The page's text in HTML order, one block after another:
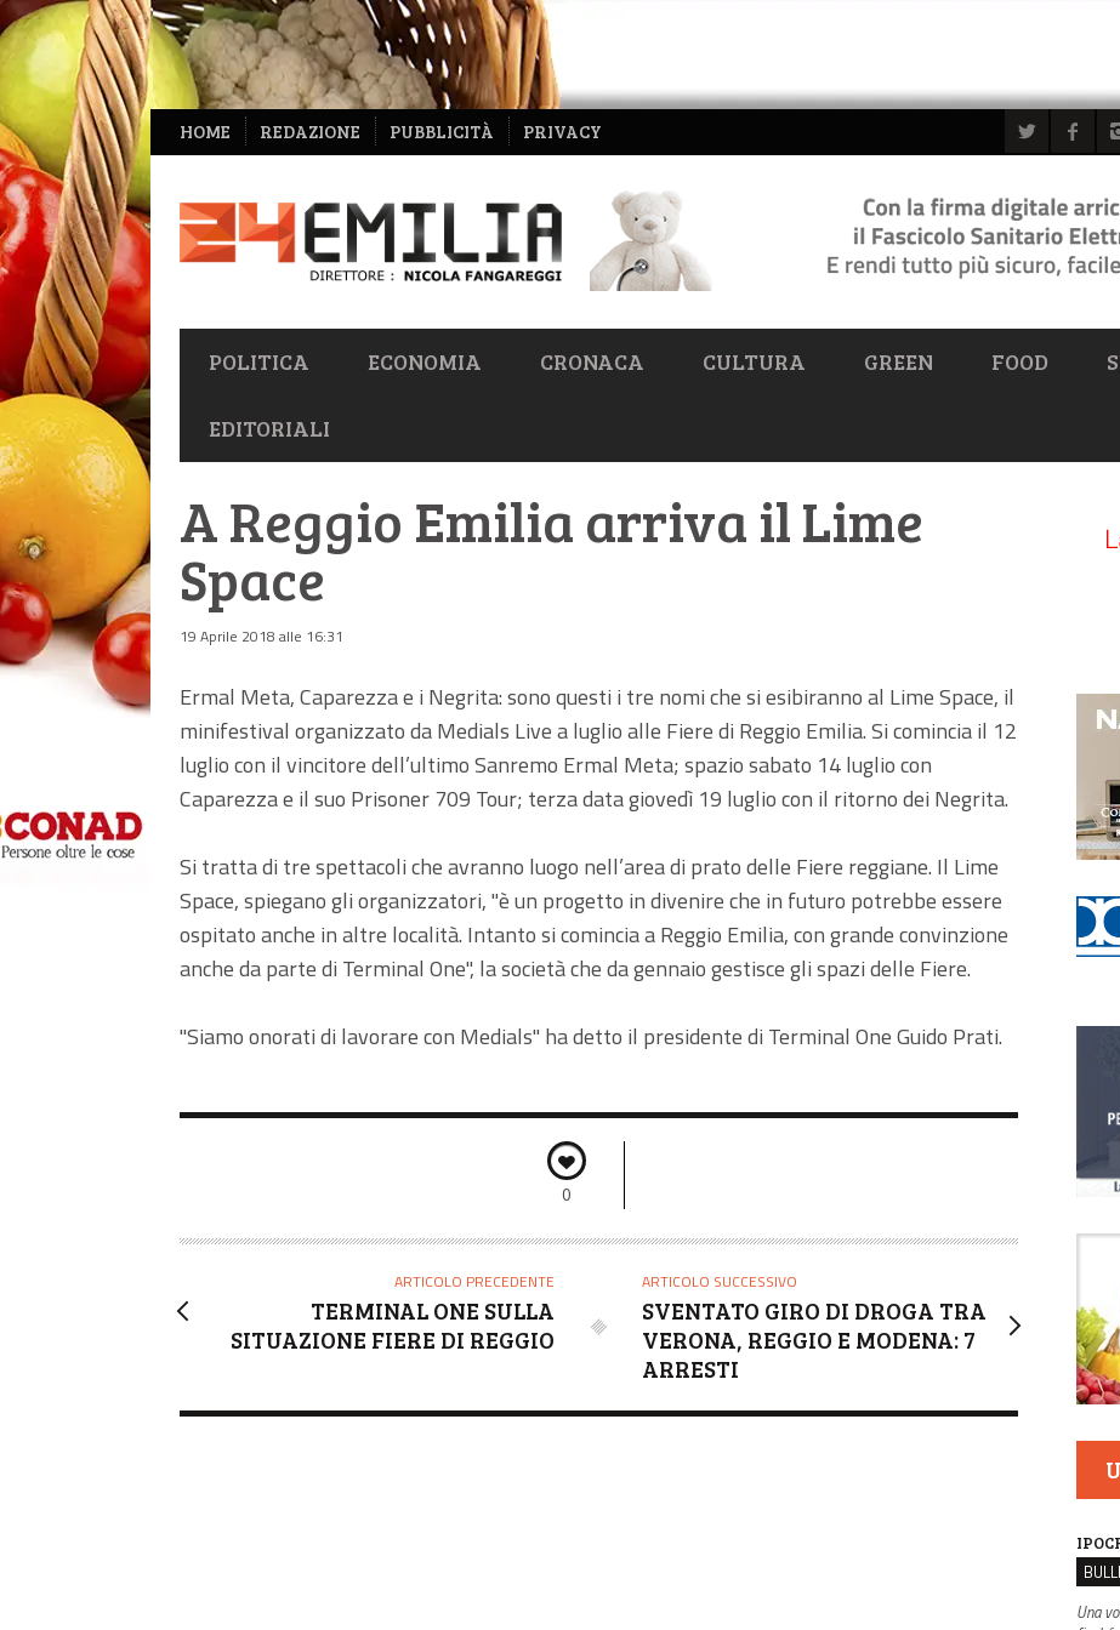
NAVIGAZIONE
SECONDARIA
HOME REDAZIONE PUBBLICITÀ PRIVACY
NAVIGAZIONE
PRIMARIA
POLITICA ECONOMIA CRONACA CULTURA GREEN FOOD
EDITORIALI
A Reggio Emilia arriva il Lime
Space
19 Aprile 2018 alle 16:31
Ermal Meta, Caparezza e i Negrita: sono questi i tre nomi che si esibiranno al Lime Space, il
minifestival organizzato da Medials Live a luglio alle Fiere di Reggio Emilia. Si comincia il 12
luglio con il vincitore dell’ultimo Sanremo Ermal Meta; spazio sabato 14 luglio con
Caparezza e il suo Prisoner 709 Tour; terza data giovedì 19 luglio con il ritorno dei Negrita.
Si tratta di tre spettacoli che avranno luogo nell’area di prato delle Fiere reggiane. Il Lime
Space, spiegano gli organizzatori, "è un progetto in divenire che in futuro potrebbe essere
ospitato anche in altre località. Intanto si comincia a Reggio Emilia, con grande convinzione
anche da parte di Terminal One", la società che da gennaio gestisce gli spazi delle Fiere.
"Siamo onorati di lavorare con Medials" ha detto il presidente di Terminal One Guido Prati.
0
ARTICOLO PRECEDENTE
TERMINAL ONE SULLA
SITUAZIONE FIERE DI REGGIO
ARTICOLO SUCCESSIVO
SVENTATO GIRO DI DROGA TRA
VERONA, REGGIO E MODENA: 7
ARRESTI
Una